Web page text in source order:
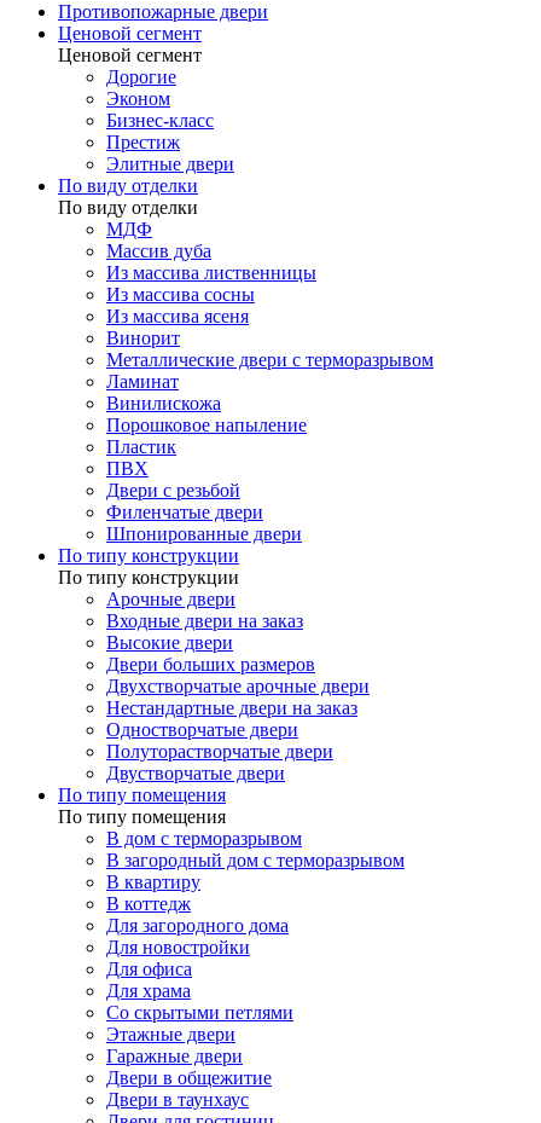
Противопожарные двери
Ценовой сегмент
Ценовой сегмент
Дорогие
Эконом
Бизнес-класс
Престиж
Элитные двери
По виду отделки
По виду отделки
МДФ
Массив дуба
Из массива лиственницы
Из массива сосны
Из массива ясеня
Винорит
Металлические двери с терморазрывом
Ламинат
Винилискожа
Порошковое напыление
Пластик
ПВХ
Двери с резьбой
Филенчатые двери
Шпонированные двери
По типу конструкции
По типу конструкции
Арочные двери
Входные двери на заказ
Высокие двери
Двери больших размеров
Двухстворчатые арочные двери
Нестандартные двери на заказ
Одностворчатые двери
Полуторастворчатые двери
Двустворчатые двери
По типу помещения
По типу помещения
В дом с терморазрывом
В загородный дом с терморазрывом
В квартиру
В коттедж
Для загородного дома
Для новостройки
Для офиса
Для храма
Со скрытыми петлями
Этажные двери
Гаражные двери
Двери в общежитие
Двери в таунхаус